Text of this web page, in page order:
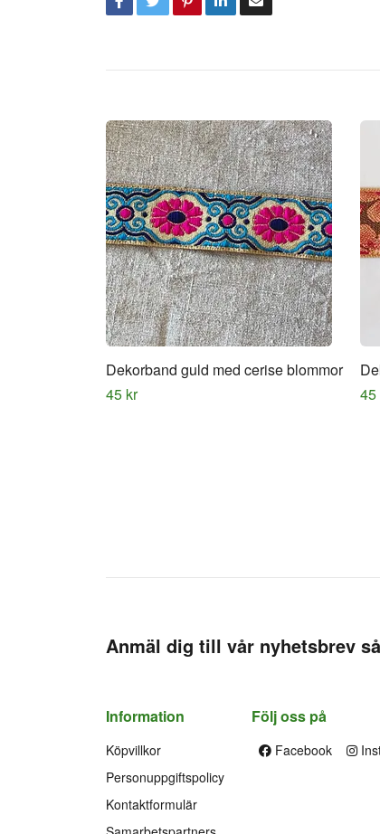
Dekorband guld med cerise blommor
45 kr
45
Anmäl dig till vår nyhetsbrev
Information
Köpvillkor
Personuppgiftspolicy
Kontaktformulär
Följ oss på
Facebook